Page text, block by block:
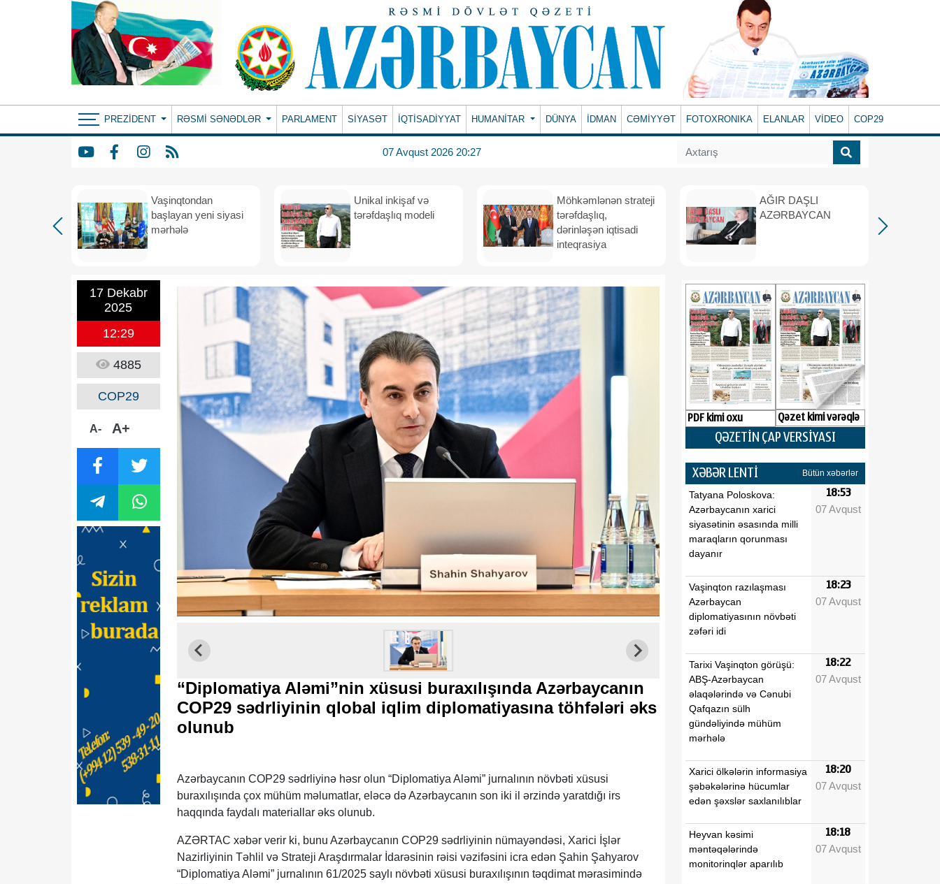
PREZIDENT RƏSMI SƏNƏDLƏR PARLAMENT SİYASƏT İQTİSADİYYAT HUMANITAR DÜNYA İDMAN CƏMİYYƏT FOTOXRONIKA ELANLAR VİDEO COP29
07 Avqust 2026 20:27
Vaşinqtondan
başlayan yeni siyasi
mərhələ
Unikal inkişaf və
tərəfdaşlıq modeli
Möhkəmlənən strateji
tərəfdaşlıq,
dərinləşən iqtisadi
inteqrasiya
AĞIR DAŞLI
AZƏRBAYCAN
17 Dekabr
2025
12:29
4885
COP29
A- A+
“Diplomatiya Aləmi”nin xüsusi buraxılışında Azərbaycanın
COP29 sədrliyinin qlobal iqlim diplomatiyasına töhfələri əks
olunub
Azərbaycanın COP29 sədrliyinə həsr olun “Diplomatiya Aləmi” jurnalının növbəti xüsusi
buraxılışında çox mühüm məlumatlar, eləcə də Azərbaycanın son iki il ərzində yaratdığı irs
haqqında faydalı materiallar əks olunub.
AZƏRTAC xəbər verir ki, bunu Azərbaycanın COP29 sədrliyinin nümayəndəsi, Xarici İşlər
Nazirliyinin Təhlil və Strateji Araşdırmalar İdarəsinin rəisi vəzifəsini icra edən Şahin Şahyarov
“Diplomatiya Aləmi” jurnalının 61/2025 saylı növbəti xüsusi buraxılışının təqdimat mərasimində
PDF kimi oxu Qəzet kimi vərəqlə
QƏZETİN ÇAP VERSİYASI
XƏBƏR LENTİ Bütün xəbərlər
Tatyana Poloskova:
Azərbaycanın xarici
siyasətinin əsasında milli
maraqların qorunması
dayanır
18:53
07 Avqust
Vaşinqton razılaşması
Azərbaycan
diplomatiyasının növbəti
zəfəri idi
18:23
07 Avqust
Tarixi Vaşinqton görüşü:
ABŞ-Azərbaycan
əlaqələrində və Cənubi
Qafqazın sülh
gündəliyində mühüm
mərhələ
18:22
07 Avqust
Xarici ölkələrin informasiya
şəbəkələrinə hücumlar
edən şəxslər saxlanılıblar
18:20
07 Avqust
Heyvan kəsimi
məntəqələrində
monitorinqlər aparılıb
18:18
07 Avqust